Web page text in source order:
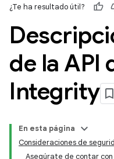
¿Te ha resultado útil?
de la API
Integrity
En esta página
Consideraciones de
Asegúrate de contar